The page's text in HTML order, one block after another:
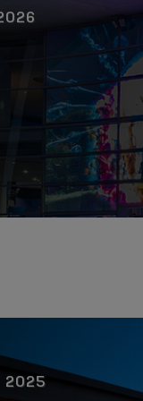
LANGE
FÜR
GBIT/S
2025